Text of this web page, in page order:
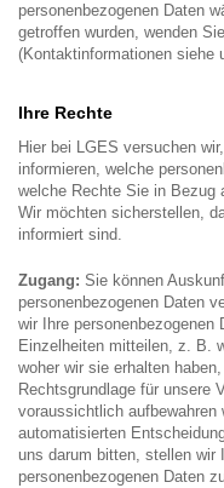
personenbezogenen Daten
getroffen wurden, wenden
(Kontaktinformationen siehe
Ihre Rechte
Hier bei LGES versuchen
informieren, welche
welche Rechte Sie in Bezug
Wir möchten sicherstellen,
informiert sind.
Zugang: Sie können
personenbezogenen Daten
wir Ihre personenbezogenen
Einzelheiten mitteilen, z. B.
woher wir sie erhalten
Rechtsgrundlage für unsere
voraussichtlich
automatisierten
uns darum bitten, stellen wir
personenbezogenen Daten